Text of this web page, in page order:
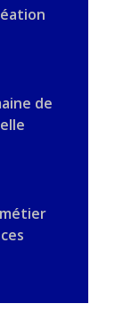
de